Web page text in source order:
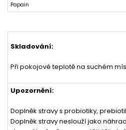
Papain
Skladování:
Při pokojové teplotě na suchém
Upozornění:
Doplněk stravy s probiotiky,
Doplněk stravy neslouží jako